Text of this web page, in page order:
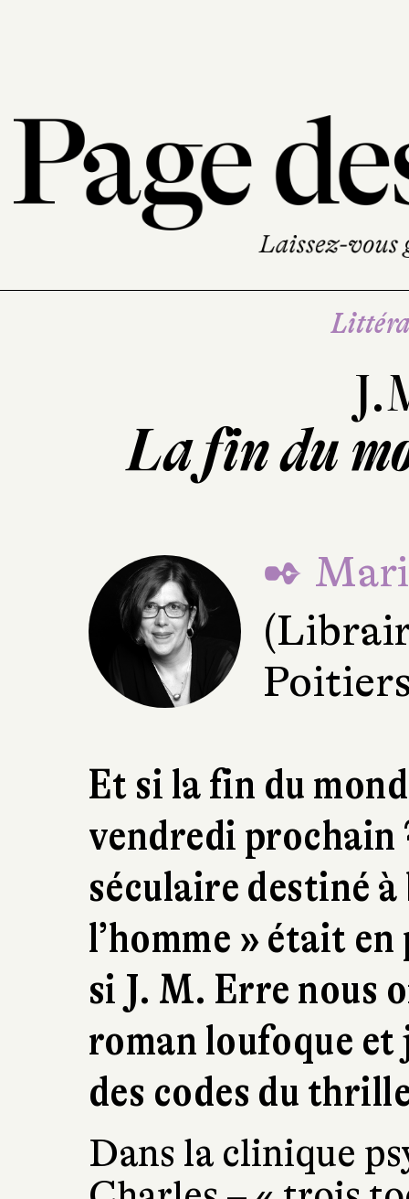
La fin du
✒
Et si la fin du
vendredi prochain
séculaire destiné
l’homme » était en
si J. M. Erre nous
roman loufoque et
des codes du
Dans la clinique